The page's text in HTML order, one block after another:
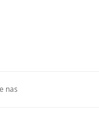
nas